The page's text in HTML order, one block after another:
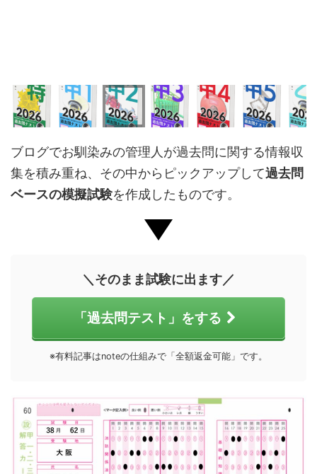
ブログでお馴染みの管理人が過去問に関する情報収
集を積み重ね、その中からピックアップして過去問
ベースの模擬試験を作成したものです。
＼そのまま試験に出ます／
「過去問テスト」をする
※有料記事はnoteの仕組みで「全額返金可能」です。